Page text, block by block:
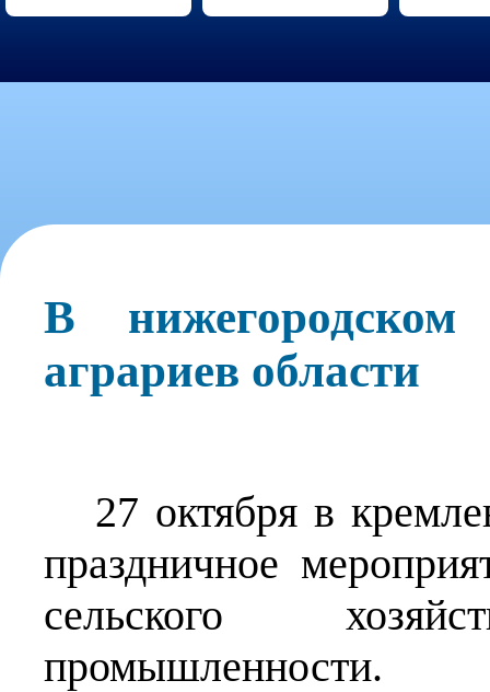
В
аграриев области
27 октября в
праздничное
сельского
промышленности.